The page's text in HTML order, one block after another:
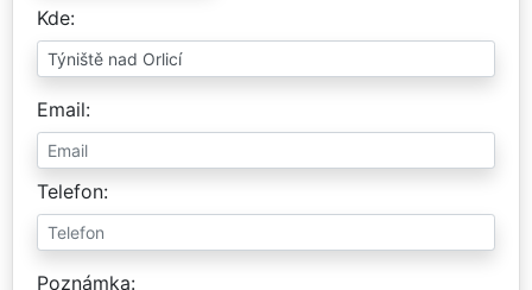
Kde
Email
Telefon
Poznámka